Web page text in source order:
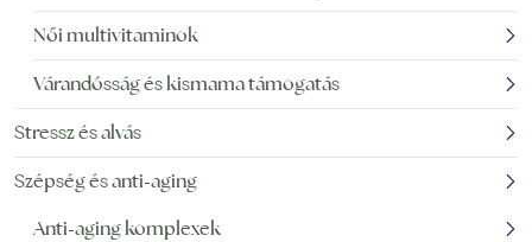
Női multivitaminok
Várandósság és kismama támogatás
Stressz és alvás
Szépség és anti-aging
Anti-aging komplexek